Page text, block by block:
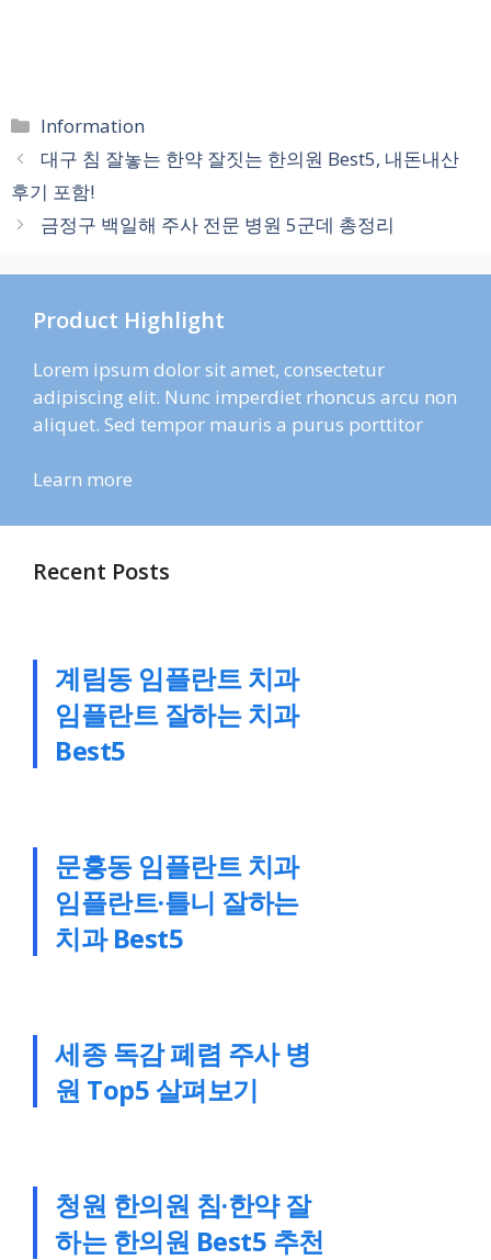
카
테
고
리
Information
대구 침 잘놓는 한약 잘짓는 한의원 Best5, 내돈내산
후기 포함!
금정구 백일해 주사 전문 병원 5군데 총정리
Product Highlight
Lorem ipsum dolor sit amet, consectetur
adipiscing elit. Nunc imperdiet rhoncus arcu non
aliquet. Sed tempor mauris a purus porttitor
Learn more
Recent Posts
계림동 임플란트 치과
임플란트 잘하는 치과
Best5
문흥동 임플란트 치과
임플란트·틀니 잘하는
치과 Best5
세종 독감 폐렴 주사 병
원 Top5 살펴보기
청원 한의원 침·한약 잘
하는 한의원 Best5 추천